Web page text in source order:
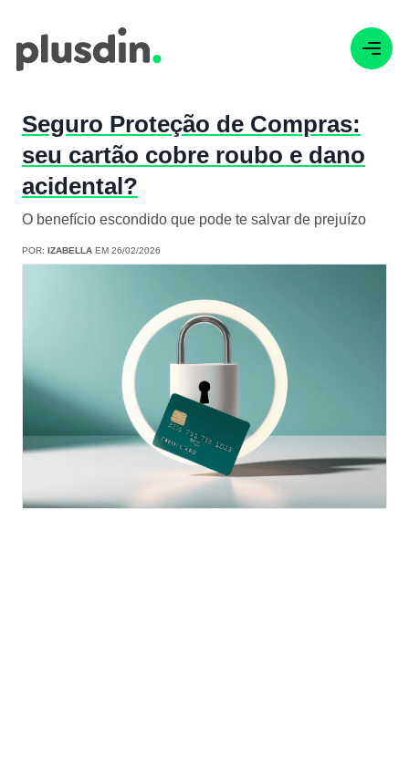
Seguro Proteção de Compras:
seu cartão cobre roubo e dano
acidental?
O benefício escondido que pode te salvar de prejuízo
POR: IZABELLA EM 26/02/2026